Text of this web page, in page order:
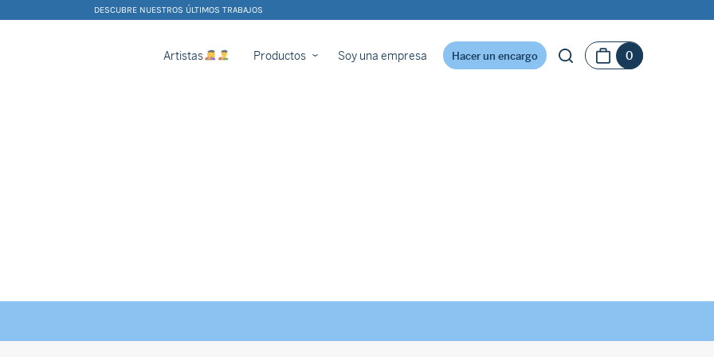
DESCUBRE NUESTROS ÚLTIMOS TRABAJOS
Artistas Productos Soy una empresa Hacer un encargo 0